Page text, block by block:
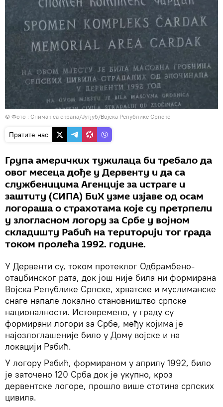
© Фото : Снимак са екрана/Јутјуб/Војска Републике Српске
Пратите нас
Група америчких тужилаца би требало да
овог месеца дође у Дервенту и да са
службеницима Агенције за истраге и
заштиту (СИПА) БиХ узме изјаве од осам
логораша о страхотама које су претрпели
у злогласном логору за Србе у војном
складишту Рабић на територији тог града
током пролећа 1992. године.
У Дервенти су, током протеклог Одбрамбено-
отаџбинског рата, док још није била ни формирана
Војска Републике Српске, хрватске и муслиманске
снаге напале локално становништво српске
националности. Истовремено, у граду су
формирани логори за Србе, међу којима је
најозлоглашеније било у Дому војске и на
локацији Рабић.
У логору Рабић, формираном у априлу 1992, било
је заточено 120 Срба док је укупно, кроз
дервентске логоре, прошло више стотина српских
цивила.